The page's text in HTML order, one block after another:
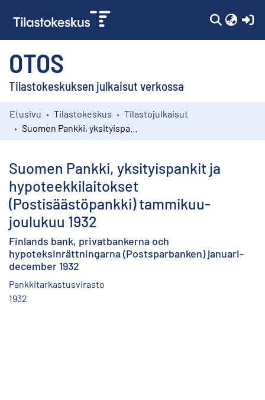
OTOS
Tilastokeskuksen julkaisut verkossa
Kokoelmat
Etusivu Tilastokeskus
Tilastojulkaisut
Suomen Pankki, yksityispankit ja
hypoteekkilaitokset
(Postisäästöpankki) tammikuu-
joulukuu 1932
Finlands bank, privatbankerna och
hypoteksinrättningarna (Postsparbanken) januari-
december 1932
Pankkitarkastusvirasto
1932